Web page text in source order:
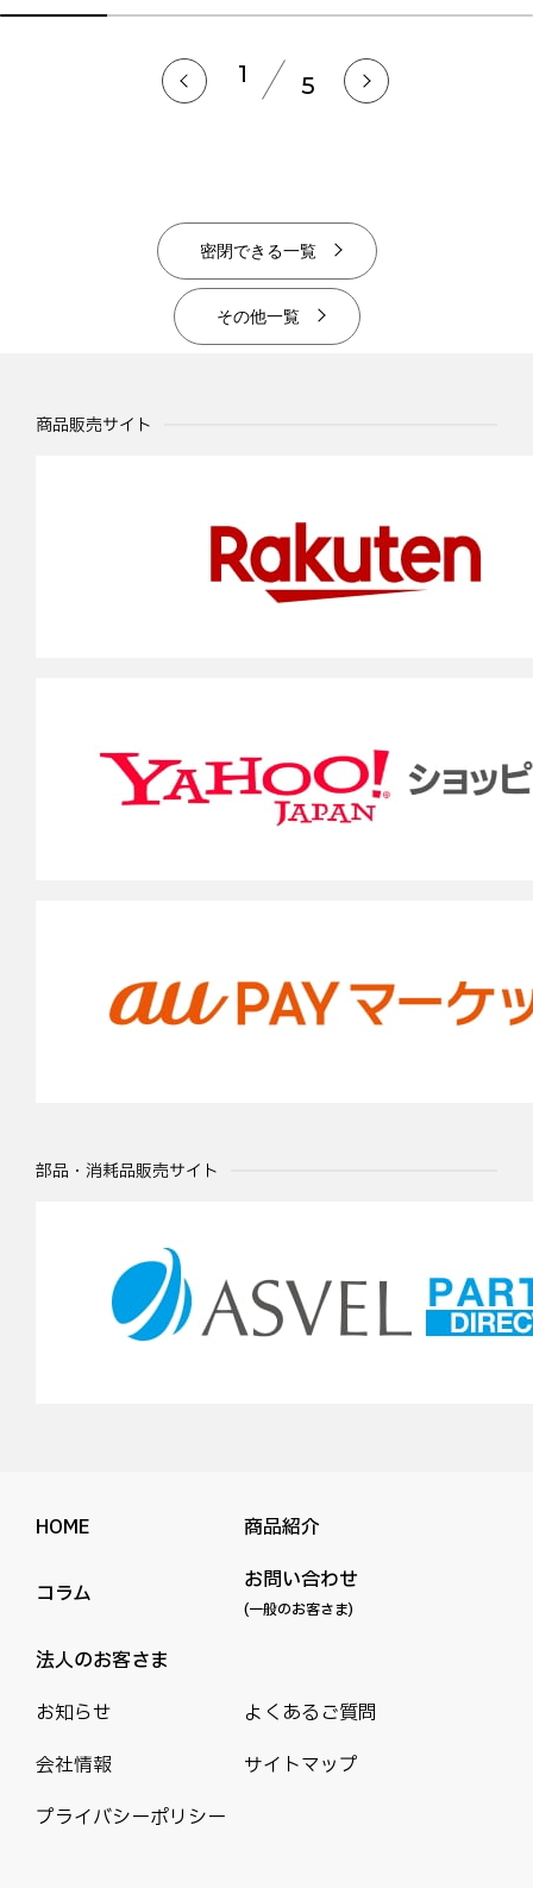
1 5
密閉できる一覧
その他一覧
商品販売サイト
部品・消耗品販売サイト
HOME 商品紹介
コラム お問い合わせ
(一般のお客さま)
法人のお客さま
お知らせ
よくあるご質問
会社情報
サイトマップ
プライバシーポリシー